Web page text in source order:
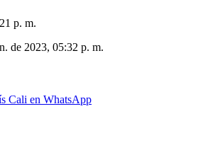
p. m.
de 2023, 05:32 p. m.
Cali en WhatsApp